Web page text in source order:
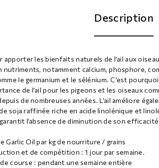
Description
les bienfaits naturels de l’ail aux
nutriments, notamment calcium, phosphore,
le germanium et le sélénium. C’est
de l’ail pour les pigeons et les oiseaux
de nombreuses années. L’ail améliore
de soja raffinée riche en acide linolénique et
l’absence de diminution de son
Garlic Oil par kg de nourriture / grains
et de compétition : 1 jour par semaine.
course : pendant une semaine entière